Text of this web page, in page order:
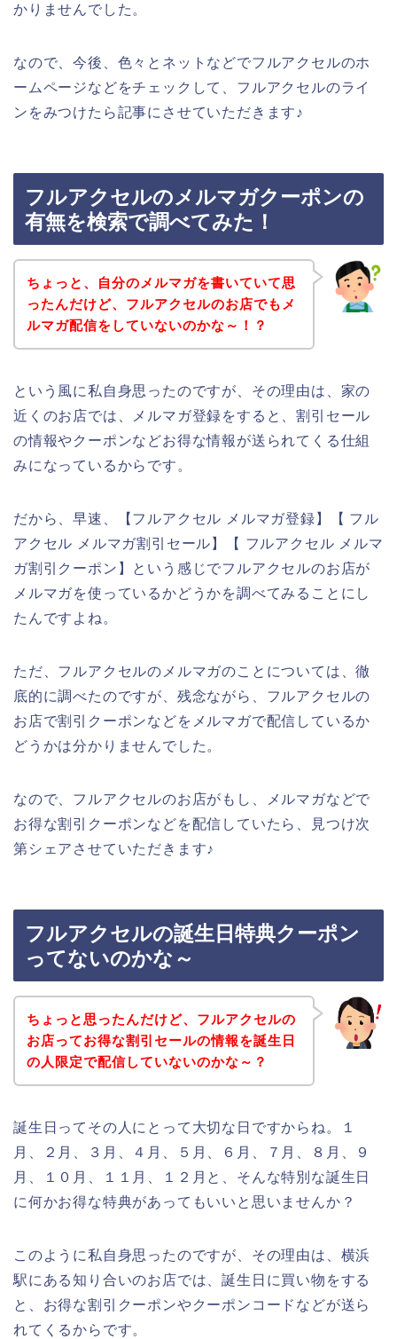
かりませんでした。
なので、今後、色々とネットなどでフルアクセルのホ
ームページなどをチェックして、フルアクセルのライ
ンをみつけたら記事にさせていただきます♪
フルアクセルのメルマガクーポンの
有無を検索で調べてみた！
ちょっと、自分のメルマガを書いていて思
ったんだけど、フルアクセルのお店でもメ
ルマガ配信をしていないのかな～！？
という風に私自身思ったのですが、その理由は、家の
近くのお店では、メルマガ登録をすると、割引セール
の情報やクーポンなどお得な情報が送られてくる仕組
みになっているからです。
だから、早速、【フルアクセル メルマガ登録】【 フル
アクセル メルマガ割引セール】【 フルアクセル メルマ
ガ割引クーポン】という感じでフルアクセルのお店が
メルマガを使っているかどうかを調べてみることにし
たんですよね。
ただ、フルアクセルのメルマガのことについては、徹
底的に調べたのですが、残念ながら、フルアクセルの
お店で割引クーポンなどをメルマガで配信しているか
どうかは分かりませんでした。
なので、フルアクセルのお店がもし、メルマガなどで
お得な割引クーポンなどを配信していたら、見つけ次
第シェアさせていただきます♪
フルアクセルの誕生日特典クーポン
ってないのかな～
ちょっと思ったんだけど、フルアクセルの
お店ってお得な割引セールの情報を誕生日
の人限定で配信していないのかな～？
誕生日ってその人にとって大切な日ですからね。１
月、２月、３月、４月、５月、６月、７月、８月、９
月、１０月、１１月、１２月と、そんな特別な誕生日
に何かお得な特典があってもいいと思いませんか？
このように私自身思ったのですが、その理由は、横浜
駅にある知り合いのお店では、誕生日に買い物をする
と、お得な割引クーポンやクーポンコードなどが送ら
れてくるからです。